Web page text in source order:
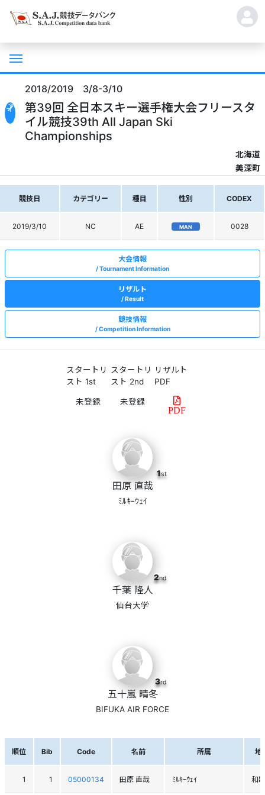
2018/2019 3/8-3/10
第39回 全日本スキー選手権大会フリースタ
イル競技39th All Japan Ski
Championships
北海道
美深町
競技日 カテゴリー 種目 性別 CODEX
2019/3/10 NC AE MAN 0028
大会情報
Tournament Information
リザルト
Result
競技情報
Competition Information
スタートリ
スト 1st
スタートリ
スト 2nd
リザルト
PDF
PDF
1st
田原 直哉
ﾐﾙｷｰｳｪｲ
2nd
千葉 隆人
仙台大学
3rd
五十嵐 晴冬
BIFUKA AIR FORCE
順位 Bib Code 名前 所属 地
1 1 05000134 田原 直哉 ﾐﾙｷｰｳｪｲ 和